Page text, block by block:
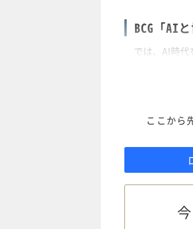
BCG「AI
では、AI時代
ここから